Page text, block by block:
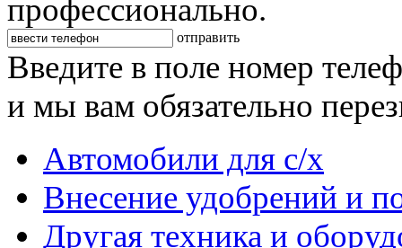
профессионально.
отправить
Введите в поле номер
и мы вам обязательно
Автомобили для с/х
Внесение удобрений и
Другая техника и